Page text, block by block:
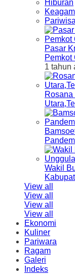
Hiburan
Pasar
Pemkot
1 tahun
Wakil
View all
View all
View all
View all
Ekonomi
Kuliner
Pariwara
Ragam
Galeri
Indeks